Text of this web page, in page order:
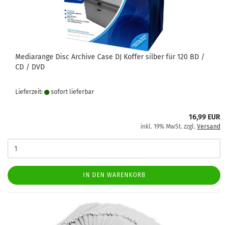
Mediarange Disc Archive Case DJ Koffer silber für 120 BD /
CD / DVD
Lieferzeit: sofort lie­fer­bar
16,99 EUR
inkl. 19% MwSt. zzgl. Versand
IN DEN WARENKORB